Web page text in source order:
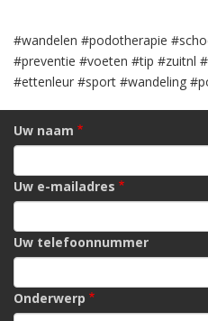
#wandelen #podotherapie
#preventie #voeten #tip #zuitnl
#ettenleur #sport #wandeling
Uw naam
Uw e-mailadres
Uw telefoonnummer
Onderwerp